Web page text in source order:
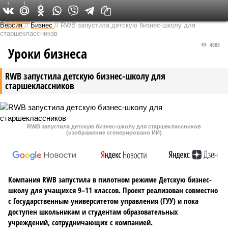
Федеральный выпуск
Версия //Бизнес //RWB запустила детскую бизнес-школу для
старшеклассников
RWB запустила детскую бизнес-школу для
старшеклассников
4885
Уроки бизнеса
RWB запустила детскую бизнес-школу для старшеклассников
(изображение сгенерировано ИИ)
Компания RWB запустила в пилотном режиме Детскую бизнес-
школу для учащихся 9–11 классов. Проект реализован совместно
с Государственным университетом управления (ГУУ) и пока
доступен школьникам и студентам образовательных
учреждений, сотрудничающих с компанией.
1 1 1